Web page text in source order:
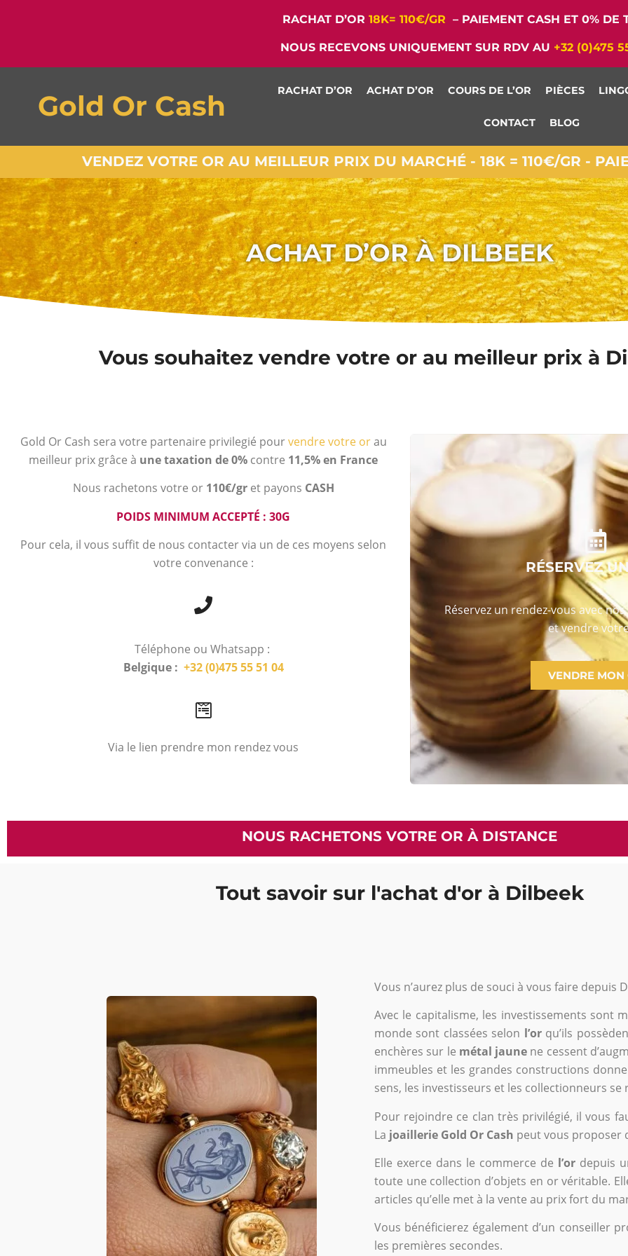
RACHAT D’OR 18K= 110€/GR – PAIEMENT CASH ET 0% DE
NOUS RECEVONS UNIQUEMENT SUR RDV AU +32 (0)475
Gold Or Cash RACHAT D’OR ACHAT D’OR COURS DE L’OR PIÈCES
CONTACT BLOG
VENDEZ VOTRE OR AU MEILLEUR PRIX DU MARCHÉ - 18K = 110€/GR -
ACHAT D’OR À DILBEEK
Vous souhaitez vendre votre or au meilleur prix à
Gold Or Cash sera votre partenaire privilegié pourvendre votre orau
meilleur prix grâce à une taxation de 0% contre 11,5% en France
Nous rachetons votre or 110€/gr et payons CASH
POIDS MINIMUM ACCEPTÉ : 30G
Pour cela, il vous suffit de nous contacter via un de ces moyens selon
votre convenance :
Téléphone ou Whatsapp :
Belgique : +32 (0)475 55 51 04
Via le lien prendre mon rendez vous
RÉSERVEZ
Réservez un rendez-vous avec
et vendre
VENDRE MON
NOUS RACHETONS VOTRE OR À DISTANCE
Tout savoir sur l'achat d'or à Dilbeek
Vous n’aurez plus de souci à vous faire depuis
Avec le capitalisme, les investissements sont
monde sont classées selon l’orqu’ils
enchères sur le métal jaune ne cessent
immeubles et les grandes constructions
sens, les investisseurs et les collectionneurs
Pour rejoindre ce clan très privilégié, il vous
La joaillerie Gold Or Cash peut vous proposer
Elle exerce dans le commerce de l’or depuis
toute une collection d’objets en or véritable.
articles qu’elle met à la vente au prix fort du
Vous bénéficierez également d’un conseiller
les premières secondes.